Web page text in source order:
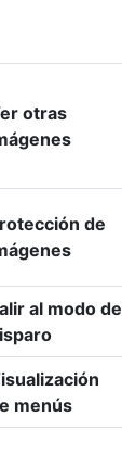
otras
de
al modo de
menús